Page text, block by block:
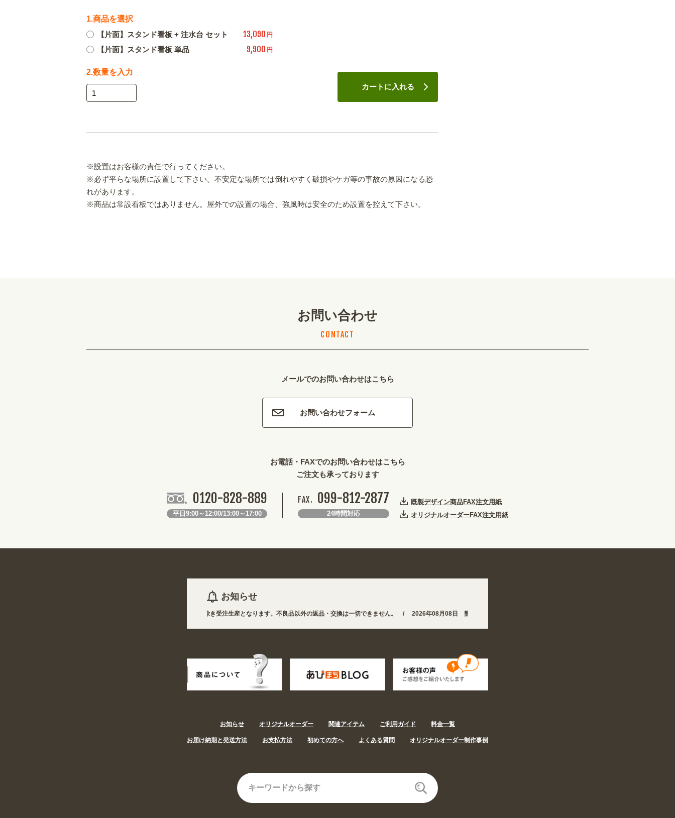
1.商品を選択
【片面】スタンド看板 + 注水台 セット
13,090 円
【片面】スタンド看板 単品 9,900 円
2.数量を入力
カートに入れる
※設置はお客様の責任で行ってください。
※必ず平らな場所に設置して下さい。不安定な場所では倒れやすく破損やケガ等の事故の原因になる恐
れがあります。
※商品は常設看板ではありません。屋外での設置の場合、強風時は安全のため設置を控えて下さい。
お問い合わせ
CONTACT
メールでのお問い合わせはこちら
お問い合わせフォーム
お電話・FAXでのお問い合わせはこちら
ご注文も承っております
0120-828-889
平日9:00～12:00/13:00～17:00
FAX. 099-812-2877
24時間対応
既製デザイン商品FAX注文用紙
オリジナルオーダーFAX注文用紙
お知らせ
2026年08月08日 商品は一部(ポール・注水台など)を除き受注生産となります。不良品以外の返品・交換は一切できません。 /
2026年08月08日 熊本地方を震源とする地震の影響で、各地において道路状況の悪化や交通規制によ
お知らせ オリジナルオーダー 関連アイテム ご利用ガイド 料金一覧
お届け納期と発送方法 お支払方法 初めての方へ よくある質問 オリジナルオーダー制作事例